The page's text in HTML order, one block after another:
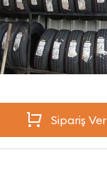
Sipariş Ver